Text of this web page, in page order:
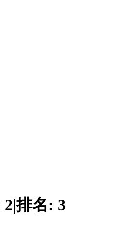
2|排名: 3